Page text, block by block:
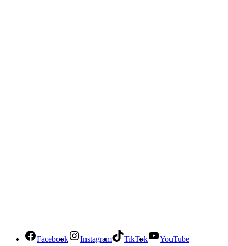
Facebook Instagram TikTok
YouTube